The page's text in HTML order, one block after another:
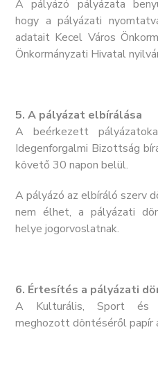
A pályázó pályázata
hogy a pályázati
adatait Kecel Város
Önkormányzati Hivatal
5. A pályázat elbírálása
A beérkezett
Idegenforgalmi Bizottság
követő 30 napon belül.
A pályázó az elbíráló szerv
nem élhet, a pályázati
helye jogorvoslatnak.
6. Értesítés a pályázati
A Kulturális, Sport és
meghozott döntéséről papír